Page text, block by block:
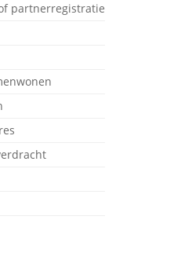
partnerregistratie